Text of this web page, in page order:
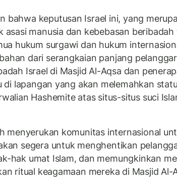
bahwa keputusan Israel ini, yang
asasi manusia dan kebebasan beribadah
hukum surgawi dan hukum
dari serangkaian panjang
Israel di Masjid Al-Aqsa dan
lapangan yang akan melemahkan
Hashemite atas situs-situs suci
menyerukan komunitas internasional
segera untuk menghentikan
hak umat Islam, dan memungkinkan
ritual keagamaan mereka di Masjid Al-